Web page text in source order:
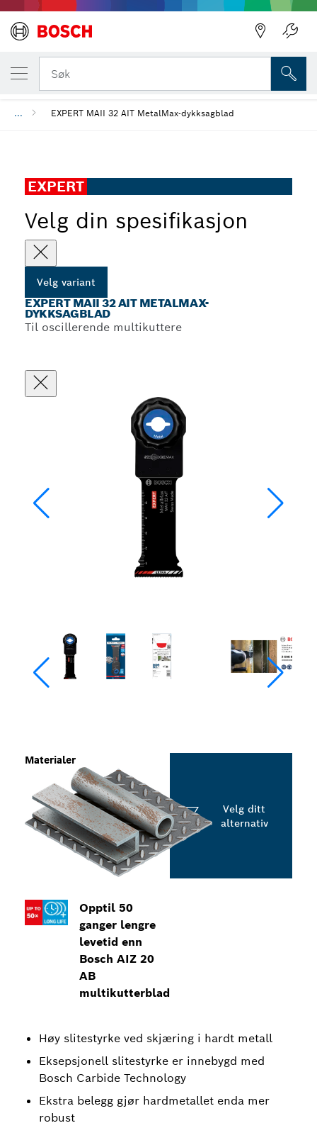
Søk
... EXPERT MAII 32 AIT MetalMax-dykksagblad
EXPERT
Velg din spesifikasjon
Velg variant
EXPERT MAII 32 AIT METALMAX-
DYKKSAGBLAD
Til oscillerende multikuttere
Opptil 50
ganger lengre
levetid enn
Bosch AIZ 20
AB
multikutterblad
Høy slitestyrke ved skjæring i hardt metall
Eksepsjonell slitestyrke er innebygd med
Bosch Carbide Technology
Ekstra belegg gjør hardmetallet enda mer
robust
Materialer
Velg ditt
alternativ
DIN VALGTE VARIANT
EXPERT MAII 32 AIT MetalMax-